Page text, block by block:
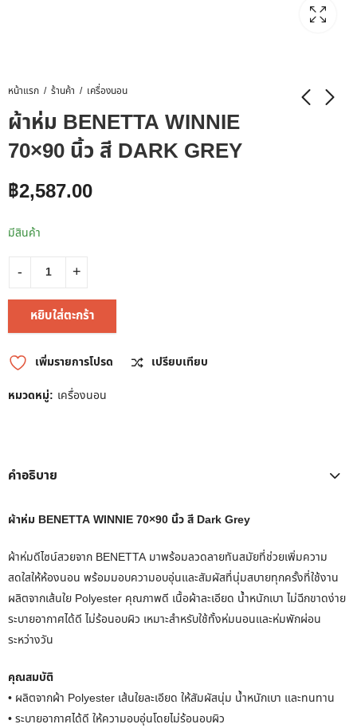
หน้าแรก ร้านค้า เครื่องนอน
ผ้าห่ม BENETTA WINNIE
70×90 นิ้ว สี DARK GREY
฿2,587.00
มีสินค้า
หยิบใส่ตะกร้า
เพิ่มรายการโปรด
เปรียบเทียบ
หมวดหมู่: เครื่องนอน
คำอธิบาย
ผ้าห่ม BENETTA WINNIE 70×90 นิ้ว สี Dark Grey
ผ้าห่มดีไซน์สวยจาก BENETTA มาพร้อมลวดลายทันสมัยที่ช่วยเพิ่มความ
สดใสให้ห้องนอน พร้อมมอบความอบอุ่นและสัมผัสที่นุ่มสบายทุกครั้งที่ใช้งาน
ผลิตจากเส้นใย Polyester คุณภาพดี เนื้อผ้าละเอียด น้ำหนักเบา ไม่ฉีกขาดง่าย
ระบายอากาศได้ดี ไม่ร้อนอบผิว เหมาะสำหรับใช้ทั้งห่มนอนและห่มพักผ่อน
ระหว่างวัน
คุณสมบัติ
• ผลิตจากผ้า Polyester เส้นใยละเอียด ให้สัมผัสนุ่ม น้ำหนักเบา และทนทาน
• ระบายอากาศได้ดี ให้ความอบอุ่นโดยไม่ร้อนอบผิว